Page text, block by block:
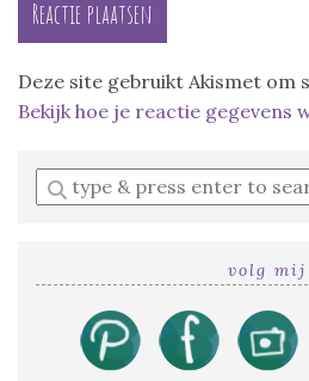
Deze site gebruikt Akismet om
Bekijk hoe je reactie gegevens
Enter
a
volg mij